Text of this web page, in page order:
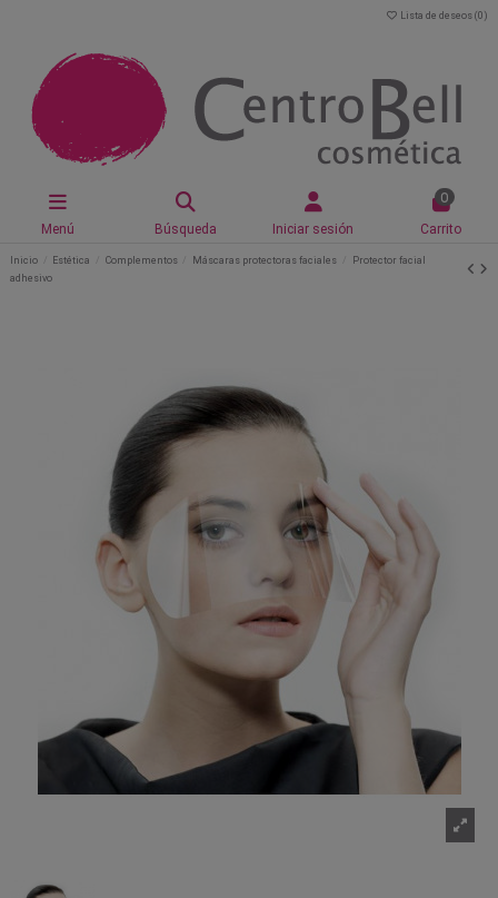
Lista de deseos (0 )
Menú Búsqueda Iniciar sesión
0
Carrito
Inicio Estética Complementos Máscaras protectoras faciales
Protector facial
adhesivo